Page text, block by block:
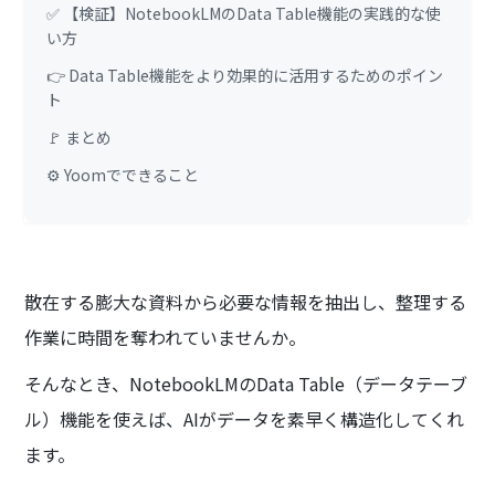
✅ 【検証】NotebookLMのData Table機能の実践的な使
い方
👉 Data Table機能をより効果的に活用するためのポイン
ト
🚩 まとめ
⚙️ Yoomでできること
散在する膨大な資料から必要な情報を抽出し、整理する
作業に時間を奪われていませんか。
そんなとき、NotebookLMのData Table（データテーブ
ル）機能を使えば、AIがデータを素早く構造化してくれ
ます。